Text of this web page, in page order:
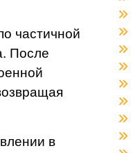
частичной
После
в